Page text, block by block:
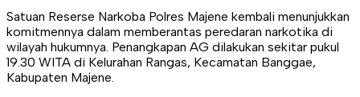
Satuan Reserse Narkoba Polres Majene kembali menunjukkan
komitmennya dalam memberantas peredaran narkotika di
wilayah hukumnya. Penangkapan AG dilakukan sekitar pukul
19.30 WITA di Kelurahan Rangas, Kecamatan Banggae,
Kabupaten Majene.